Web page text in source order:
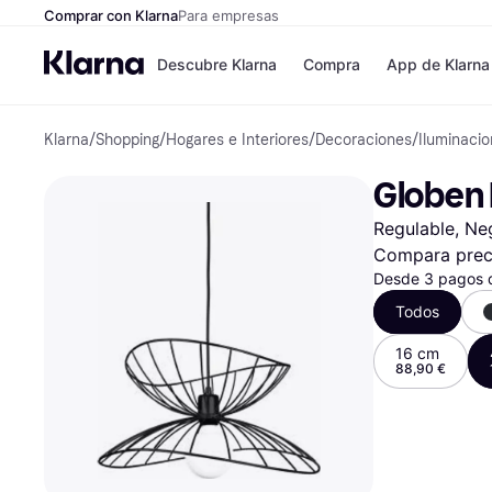
Comprar con KlarnaPara empresas
Descubre Klarna
Formas de
Paga ahora
Paga en 3 plazos
Paga en 30 días
Financiación
Klarna en Apple
Compra
Tiendas
Shein
Zalando
Zara
JD Sports
Directorio de
App de Klarna
Klarna/Shopping/Hogares e Interiores/Decoraciones/
Globen
Regulable,
Compara
Desde 3 pagos
Todos
16 cm
88,90 €